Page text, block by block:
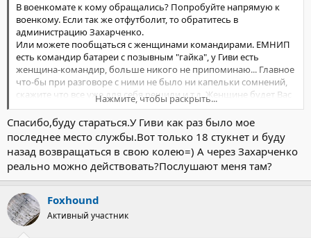
В военкомате к кому обращались? Попробуйте напрямую к
военкому. Если так же отфутболит, то обратитесь в
администрацию Захарченко.
Или можете пообщаться с женщинами командирами. ЕМНИП
есть командир батареи с позывным "гайка", у Гиви есть
женщина-командир, больше никого не припоминаю... Главное
что-бы при разговоре с ними не было ни капельки сомнений,
скажите что все уже для себя решили и т.д. Женщине будет Вас
легче понять.
Нажмите, чтобы раскрыть...
Спасибо,буду стараться.У Гиви как раз было мое
последнее место службы.Вот только 18 стукнет и буду
назад возвращаться в свою колею=) А через Захарченко
реально можно действовать?Послушают меня там?
Foxhound
Активный участник